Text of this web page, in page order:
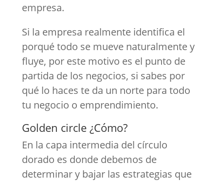
empresa.
Si la empresa realmente identifica el
porqué todo se mueve naturalmente y
fluye, por este motivo es el punto de
partida de los negocios, si sabes por
qué lo haces te da un norte para todo
tu negocio o emprendimiento.
Golden circle ¿Cómo?
En la capa intermedia del círculo
dorado es donde debemos de
determinar y bajar las estrategias que